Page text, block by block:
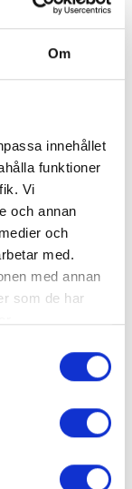
Om
innehållet
funktioner
Vi
och annan
och
med.
med annan
som de har
racket.
som en
kort tid har
i
de flesta,
anpassas